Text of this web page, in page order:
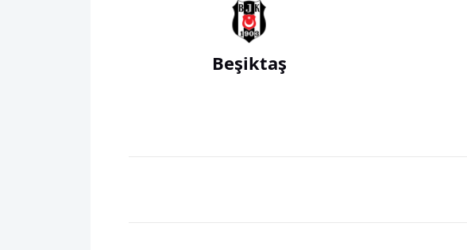
Beşiktaş